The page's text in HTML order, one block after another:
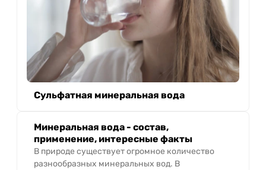
Сульфатная минеральная вода
Минеральная вода - состав,
применение, интересные факты
В природе существует огромное количество
разнообразных минеральных вод. В